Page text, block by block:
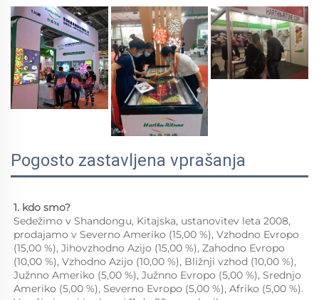
Pogosto zastavljena vprašanja
1. kdo smo?
Sedežimo v Shandongu, Kitajska, ustanovitev leta 2008,
prodajamo v Severno Ameriko (15,00 %), Vzhodno Evropo
(15,00 %), Jihovzhodno Azijo (15,00 %), Zahodno Evropo
(10,00 %), Vzhodno Azijo (10,00 %), Bližnji vzhod (10,00 %),
Južnno Ameriko (5,00 %), Južnno Evropo (5,00 %), Srednjo
Ameriko (5,00 %), Severno Evropo (5,00 %), Afriko (5,00 %).